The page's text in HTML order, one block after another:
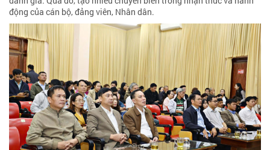
động của cán bộ, đảng viên, Nhân dân.